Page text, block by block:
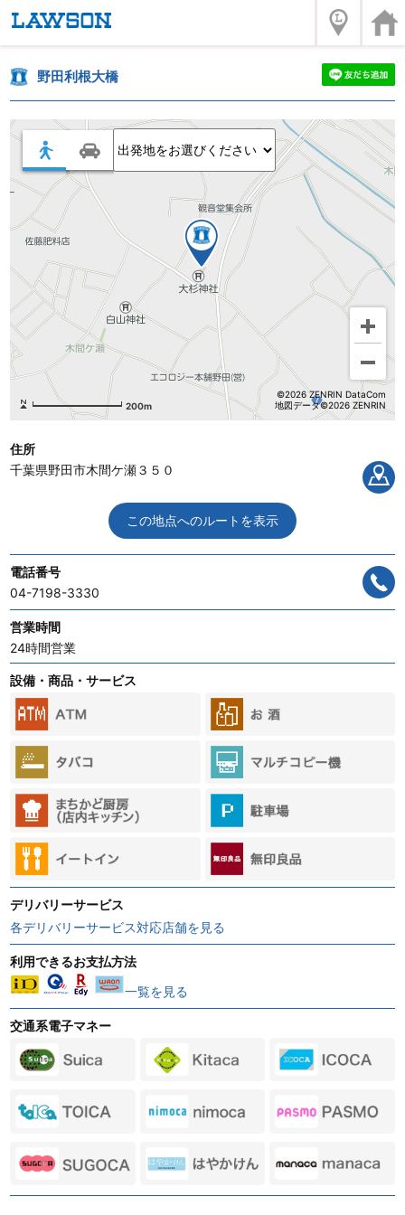
野田利根大橋
200m
©2026 ZENRIN DataCom
地図データ©2026 ZENRIN
住所
千葉県野田市木間ケ瀬３５０
この地点へのルートを表示
電話番号
04-7198-3330
営業時間
24時間営業
設備・商品・サービス
デリバリーサービス
各デリバリーサービス対応店舗を見る
利用できるお支払方法
一覧を見る
交通系電子マネー